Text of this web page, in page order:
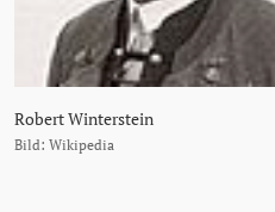
Robert Winterstein
Bild: Wikipedia